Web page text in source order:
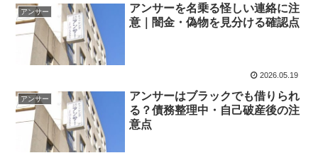
アンサー
アンサーを名乗る怪しい連絡に注
意｜闇金・偽物を見分ける確認点
2026.05.19
アンサー
アンサーはブラックでも借りられ
る？債務整理中・自己破産後の注
意点